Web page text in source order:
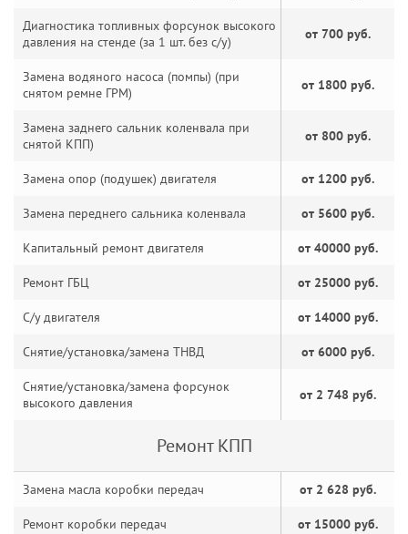
Диагностика топливных форсунок высокого
давления на стенде (за 1 шт. без с/у)
от 700 руб.
Замена водяного насоса (помпы) (при
снятом ремне ГРМ)
от 1800 руб.
Замена заднего сальник коленвала при
снятой КПП)
от 800 руб.
Замена опор (подушек) двигателя от 1200 руб.
Замена переднего сальника коленвала от 5600 руб.
Капитальный ремонт двигателя от 40000 руб.
Ремонт ГБЦ от 25000 руб.
С/у двигателя от 14000 руб.
Снятие/установка/замена ТНВД от 6000 руб.
Снятие/установка/замена форсунок
высокого давления
от 2 748 руб.
Ремонт КПП
Замена масла коробки передач от 2 628 руб.
Ремонт коробки передач от 15000 руб.